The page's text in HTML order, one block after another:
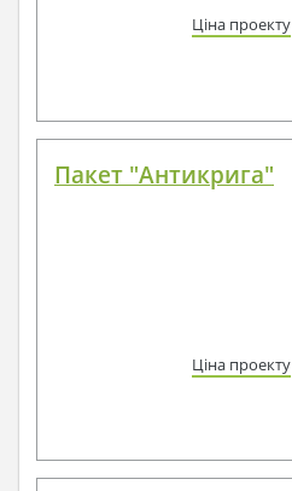
Ціна проекту
Пакет "Антикрига"
Ціна проекту